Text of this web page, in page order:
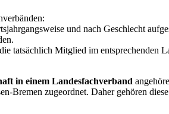
und nach Geschlecht
tatsächlich Mitglied im entsprechenden
in einem Landesfachverband
Bremen zugeordnet. Daher gehören